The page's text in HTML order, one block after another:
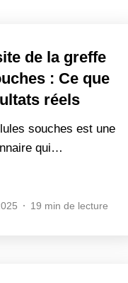
de la greffe
: Ce que
réels
souches est une
qui…
19 min de lecture